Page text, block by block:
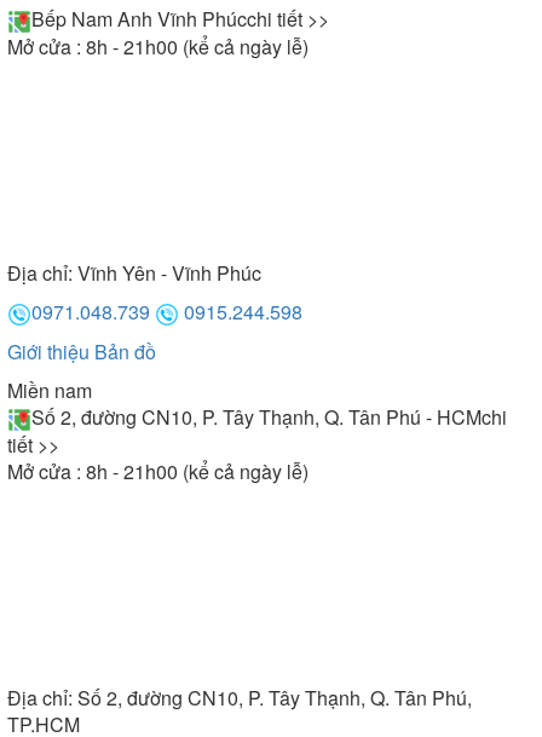
Bếp Nam Anh Vĩnh Phúcchi tiết >>
Mở cửa : 8h - 21h00 (kể cả ngày lễ)
Địa chỉ: Vĩnh Yên - Vĩnh Phúc
0971.048.739
0915.244.598
Giới thiệu Bản đồ
Miền nam
Số 2, đường CN10, P. Tây Thạnh, Q. Tân Phú - HCMchi
tiết >>
Mở cửa : 8h - 21h00 (kể cả ngày lễ)
Địa chỉ: Số 2, đường CN10, P. Tây Thạnh, Q. Tân Phú,
TP.HCM